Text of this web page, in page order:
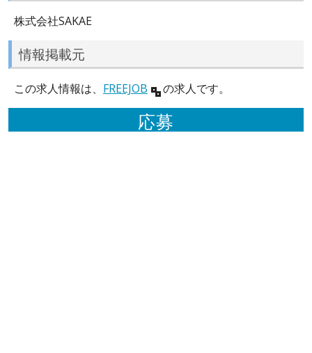
株式会社SAKAE
情報掲載元
この求人情報は、 FREEJOB の求人です。
応募